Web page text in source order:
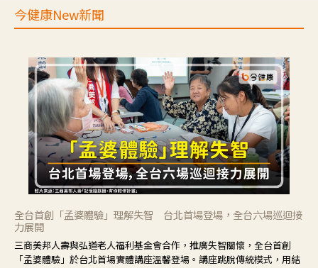
今健康New新聞
全台首創「孟婆體驗」理解失智 台北首場登場，全台六場巡迴接
力展開
三商美邦人壽與弘道老人福利基金會合作，推廣失智關懷，全台首創
「孟婆體驗」於台北首場實體講座溫馨登場。講座跳脫傳統模式，用結